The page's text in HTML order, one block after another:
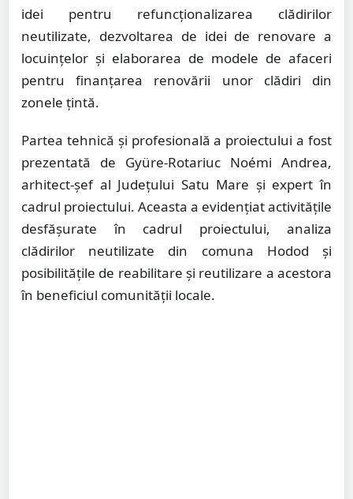
idei pentru refuncționalizarea clădirilor
neutilizate, dezvoltarea de idei de renovare a
locuințelor și elaborarea de modele de afaceri
pentru finanțarea renovării unor clădiri din
zonele țintă.
Partea tehnică și profesională a proiectului a fost
prezentată de Gyüre-Rotariuc Noémi Andrea,
arhitect-șef al Județului Satu Mare și expert în
cadrul proiectului. Aceasta a evidențiat activitățile
desfășurate în cadrul proiectului, analiza
clădirilor neutilizate din comuna Hodod și
posibilitățile de reabilitare și reutilizare a acestora
în beneficiul comunității locale.